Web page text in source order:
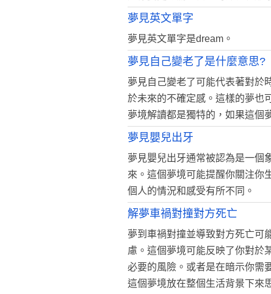
夢見英文單字
夢見英文單字是dream。
夢見自己變老了是什麼意思?
夢見自己變老了可能代表著對於
於未來的不確定感。這樣的夢也
夢境解讀都是獨特的，如果這個
夢見嬰兒出牙
夢見嬰兒出牙通常被認為是一個
來。這個夢境可能提醒你關注你
個人的情況和感受有所不同。
解夢車禍對撞對方死亡
夢到車禍對撞並導致對方死亡可
慮。這個夢境可能反映了你對於
必要的風險。或者是在暗示你需
這個夢境放在整個生活背景下來